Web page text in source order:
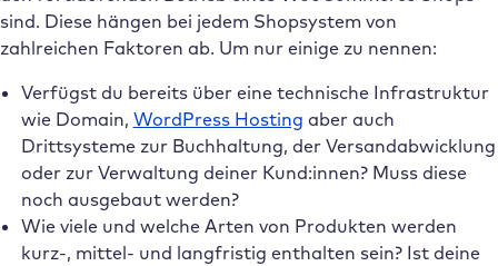
sind. Diese hängen bei jedem Shopsystem von
zahlreichen Faktoren ab. Um nur einige zu nennen:
Verfügst du bereits über eine technische Infrastruktur
wie Domain, WordPress Hosting aber auch
Drittsysteme zur Buchhaltung, der Versandabwicklung
oder zur Verwaltung deiner Kund:innen? Muss diese
noch ausgebaut werden?
Wie viele und welche Arten von Produkten werden
kurz-, mittel- und langfristig enthalten sein? Ist deine